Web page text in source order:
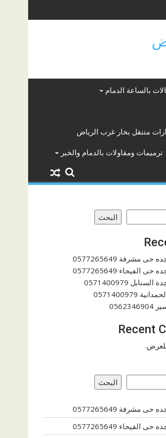
بالساعة الدمام
متنقل بخار غرب الرياض
ترميمات ومقاولات بالدمام والخبر
البحث
مشرفة 0577265649
0577265649
0571400979
0571400979
Recent
البحث
مشرفة 0577265649
0577265649